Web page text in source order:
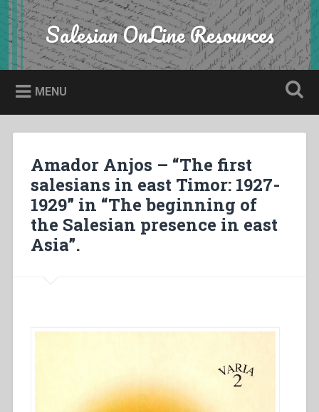
Skip
to
content
Search Salesian OnLine Resources
MENU
Amador Anjos – “The first
salesians in east Timor: 1927-
1929” in “The beginning of
the Salesian presence in east
Asia”.